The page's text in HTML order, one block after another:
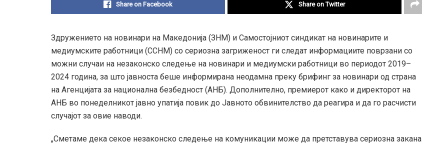
Share on Facebook Share on Twitter
Здружението на новинари на Македонија (ЗНМ) и Самостојниот синдикат на новинарите и
медиумските работници (ССНМ) со сериозна загриженост ги следат информациите поврзани со
можни случаи на незаконско следење на новинари и медиумски работници во периодот 2019–
2024 година, за што јавноста беше информирана неодамна преку брифинг за новинари од страна
на Агенцијата за национална безбедност (АНБ). Дополнително, премиерот како и директорот на
АНБ во понеделникот јавно упатија повик до Јавното обвинителство да реагира и да го расчисти
случајот за овие наводи.
„Сметаме дека секое незаконско следење на комуникации може да претставува сериозна закана